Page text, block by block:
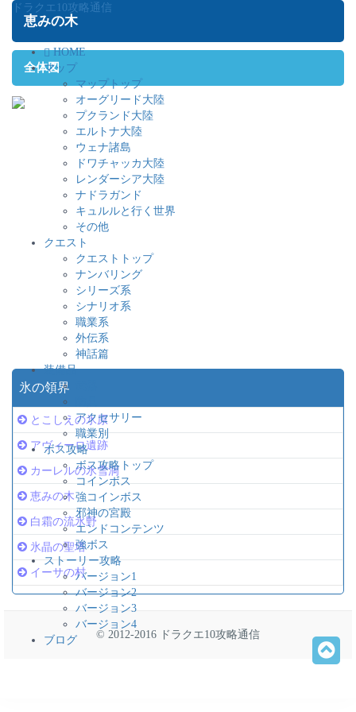
ドラクエ10攻略通信
HOME
マップ
マップトップ
オーグリード大陸
プクランド大陸
エルトナ大陸
ウェナ諸島
ドワチャッカ大陸
レンダーシア大陸
ナドラガンド
キュルルと行く世界
その他
クエスト
クエストトップ
ナンバリング
シリーズ系
シナリオ系
職業系
外伝系
神話篇
装備品
アクセサリー
職業別
ボス攻略
ボス攻略トップ
コインボス
強コインボス
邪神の宮殿
エンドコンテンツ
強ボス
ストーリー攻略
バージョン1
バージョン2
バージョン3
バージョン4
ブログ
恵みの木
全体図
氷の領界
とこしえの氷原
アヴィーロ遺跡
カーレルの氷雪洞
恵みの木
白霜の流氷野
氷晶の聖塔
イーサの村
© 2012-2016 ドラクエ10攻略通信